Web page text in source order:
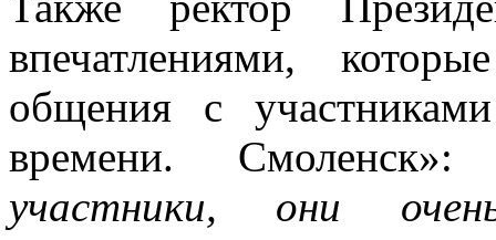
впечатлениями,
общения с
времени.
участники, они